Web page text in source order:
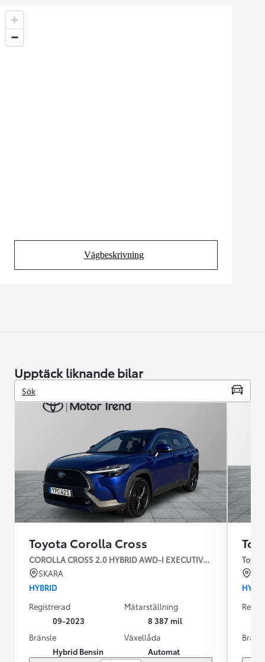
Vägbeskrivning
(Opens in new tab)
Upptäck liknande bilar
Sök
Toyota Corolla Cross
COROLLA CROSS 2.0 HYBRID AWD-I EXECUTIVE SKINN JBL
SKARA
HYBRID
Registrerad
09-2023
Mätarställning
8 387 mil
Bränsle
Hybrid Bensin
Växellåda
Automat